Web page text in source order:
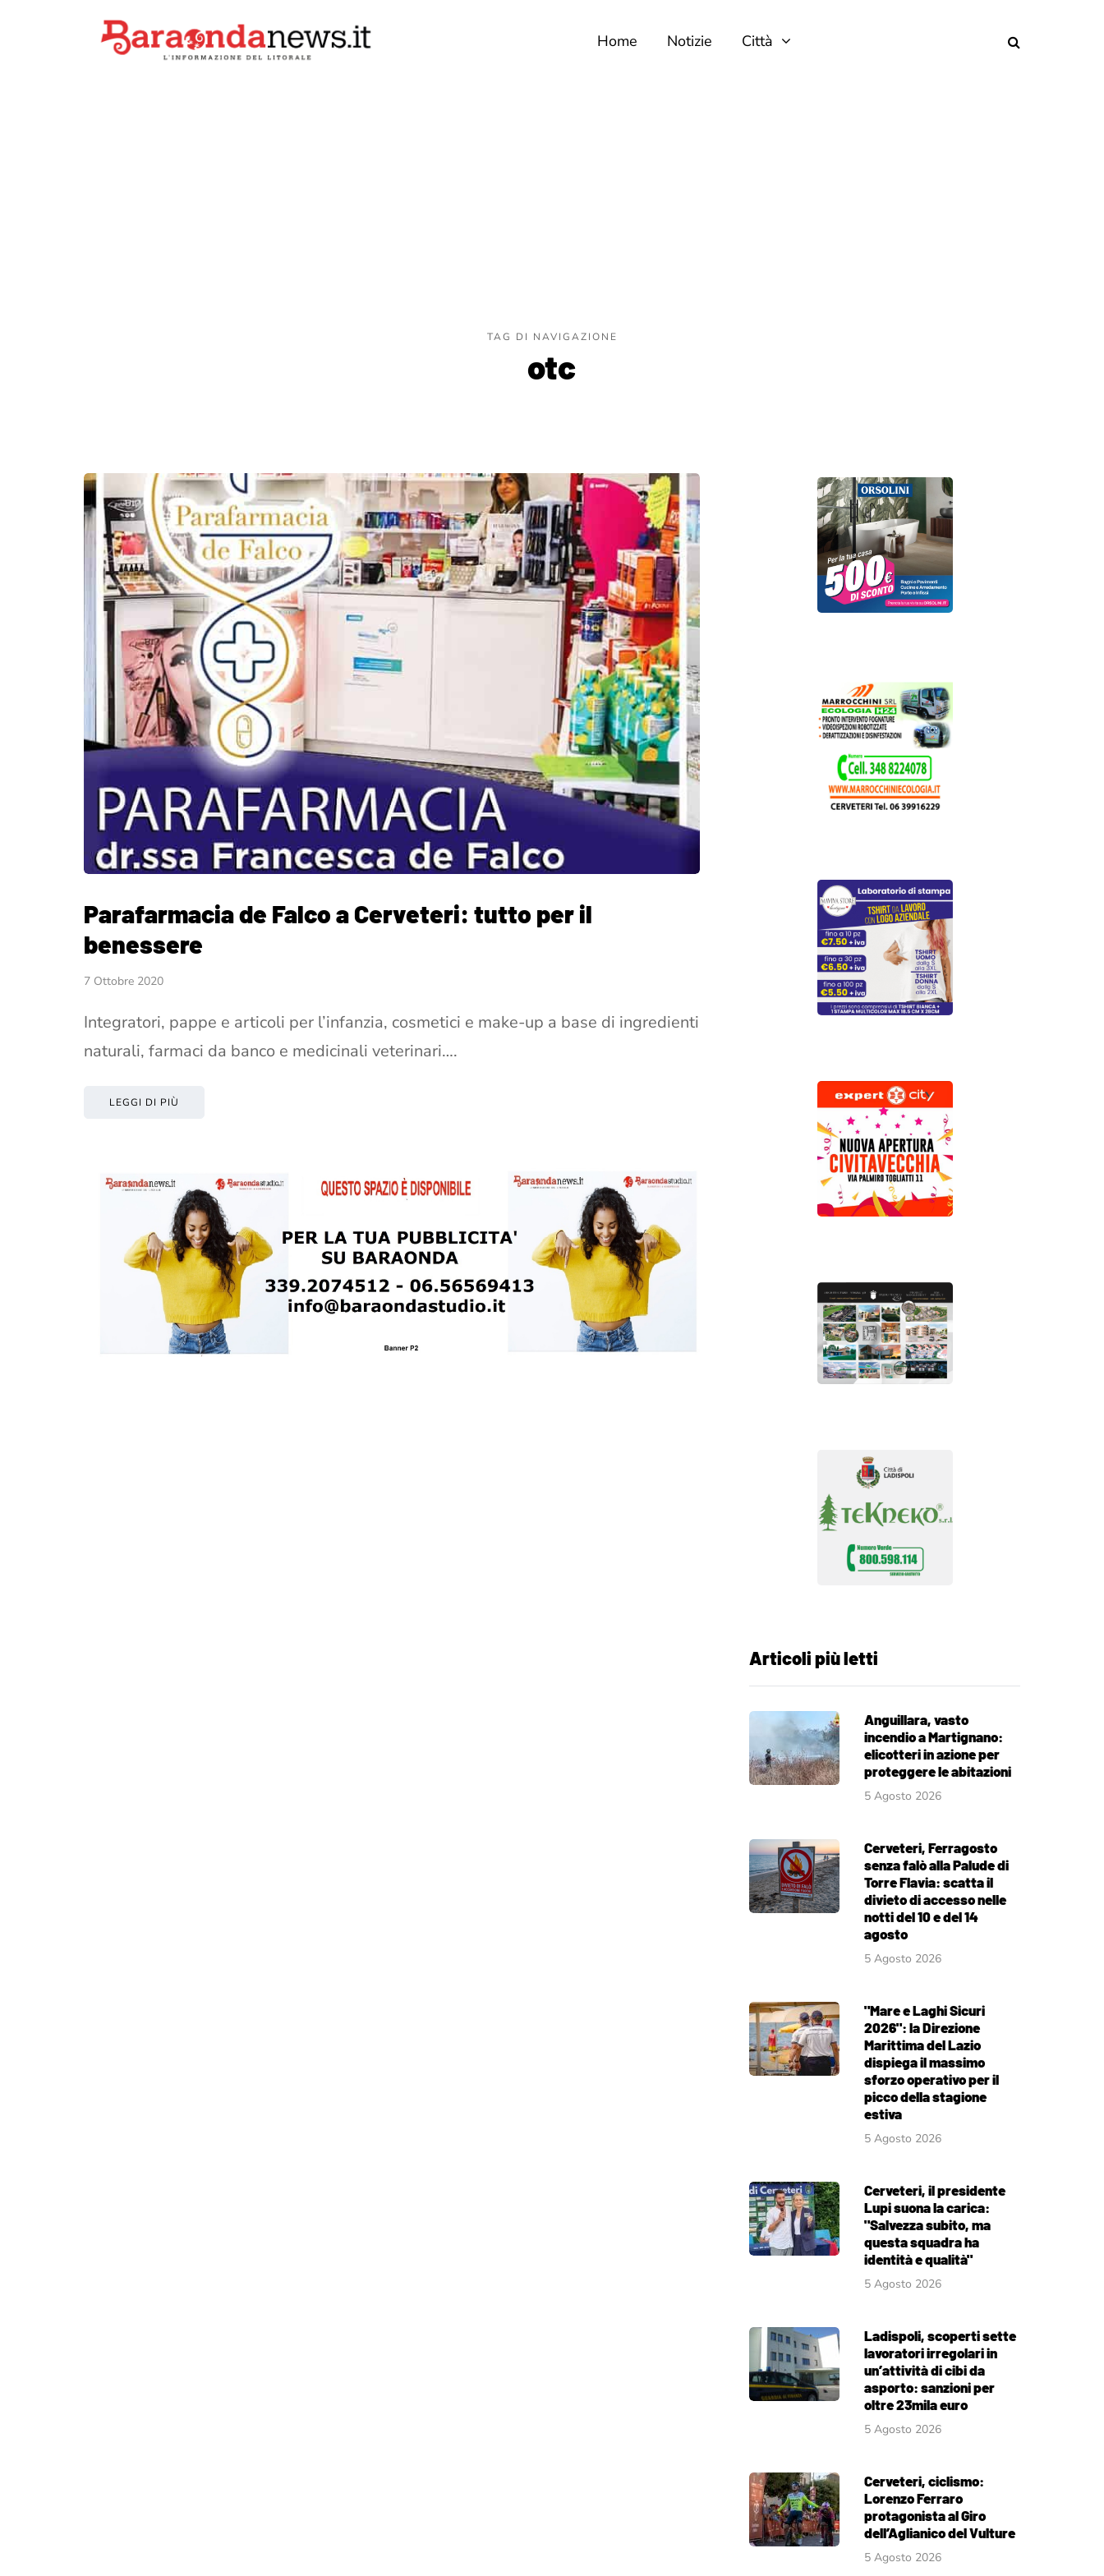
Home Notizie Città
TAG DI NAVIGAZIONE
otc
Parafarmacia de Falco a Cerveteri: tutto per il
benessere
7 Ottobre 2020
Integratori, pappe e articoli per l’infanzia, cosmetici e make-up a base di ingredienti
naturali, farmaci da banco e medicinali veterinari….
LEGGI DI PIÙ
Articoli più letti
Anguillara, vasto
incendio a Martignano:
elicotteri in azione per
proteggere le abitazioni
5 Agosto 2026
Cerveteri, Ferragosto
senza falò alla Palude di
Torre Flavia: scatta il
divieto di accesso nelle
notti del 10 e del 14
agosto
5 Agosto 2026
"Mare e Laghi Sicuri
2026": la Direzione
Marittima del Lazio
dispiega il massimo
sforzo operativo per il
picco della stagione
estiva
5 Agosto 2026
Cerveteri, il presidente
Lupi suona la carica:
"Salvezza subito, ma
questa squadra ha
identità e qualità"
5 Agosto 2026
Ladispoli, scoperti sette
lavoratori irregolari in
un’attività di cibi da
asporto: sanzioni per
oltre 23mila euro
5 Agosto 2026
Cerveteri, ciclismo:
Lorenzo Ferraro
protagonista al Giro
dell’Aglianico del Vulture
5 Agosto 2026